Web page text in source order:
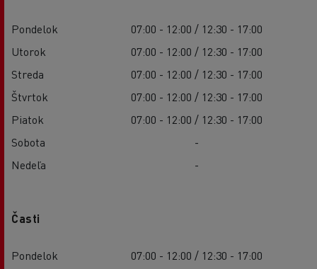
Pondelok
07:00 - 12:00 / 12:30 - 17:00
Utorok
07:00 - 12:00 / 12:30 - 17:00
Streda
07:00 - 12:00 / 12:30 - 17:00
Štvrtok
07:00 - 12:00 / 12:30 - 17:00
Piatok
07:00 - 12:00 / 12:30 - 17:00
Sobota
-
Nedeľa
-
Časti
Pondelok
07:00 - 12:00 / 12:30 - 17:00